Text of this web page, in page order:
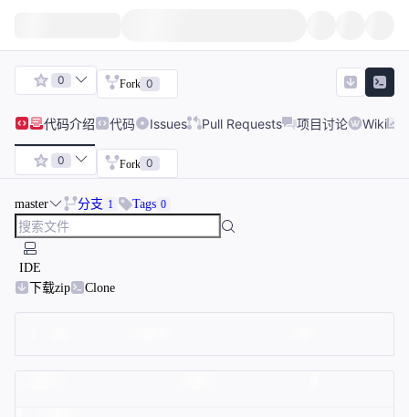
0 Fork 0
代码介绍 代码 Issues Pull Requests 项目讨论 Wiki
0 Fork 0
master 分支 1 Tags 0
IDE
下载zip
Clone